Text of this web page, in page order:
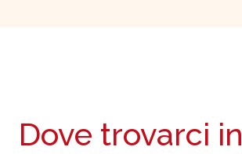
Dove trovarci in